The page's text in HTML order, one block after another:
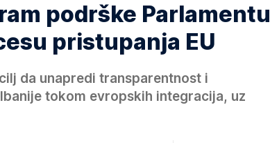
podrške Parlamentu
pristupanja EU
da unapredi transparentnost i
tokom evropskih integracija, uz